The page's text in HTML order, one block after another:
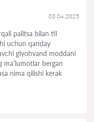
03.04.2025
palitsa bilan til
uchun qanday
giyohvand moddani
maʼlumotlar bergan
nima qilishi kerak